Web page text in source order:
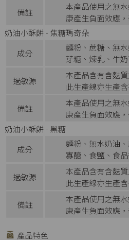
備註
本產品使用之無
康產生負面效應
奶油小酥餅 - 焦糖瑪奇朵
成分
麵粉、蔗糖、無
芽糖、煉乳、牛
過敏源
本產品含有含麩
此生產線亦生產
備註
本產品使用之無
康產生負面效應
奶油小酥餅 - 黑糖
成分
麵粉、無水奶油
寡醣、食鹽、食
過敏源
本產品含有含麩
此生產線亦生產
備註
本產品使用之無
康產生負面效應
產品特色